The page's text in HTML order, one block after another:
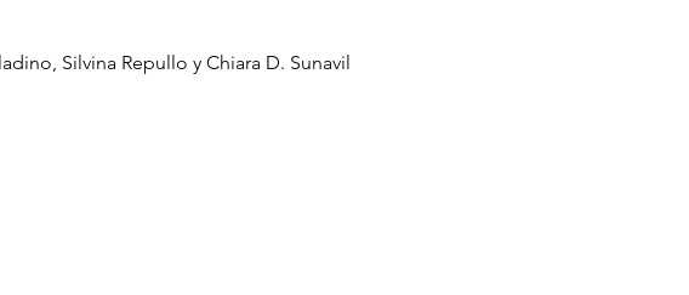
Silvina Repullo y Chiara D. Sunavil